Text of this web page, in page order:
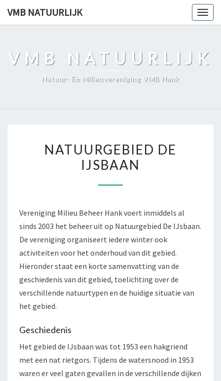
VMB NATUURLIJK
VMB NATUURLIJK
Natuur- En Milieuvereniging VMB Hank
DE
IJSBAAN
NATUURGEBIED DE
IJSBAAN
Vereniging Milieu Beheer Hank voert inmiddels al
sinds 2003 het beheer uit op Natuurgebied De IJsbaan.
De vereniging organiseert iedere winter ook
activiteiten voor het onderhoud van dit gebied.
Hieronder staat een korte samenvatting van de
geschiedenis van dit gebied, toelichting over de
verschillende natuurtypen en de huidige situatie van
het gebied.
Geschiedenis
Het gebied de IJsbaan was tot 1953 een hakgriend
met een nat rietgors. Tijdens de watersnood in 1953
waren er veel gaten gevallen in de verschillende dijken